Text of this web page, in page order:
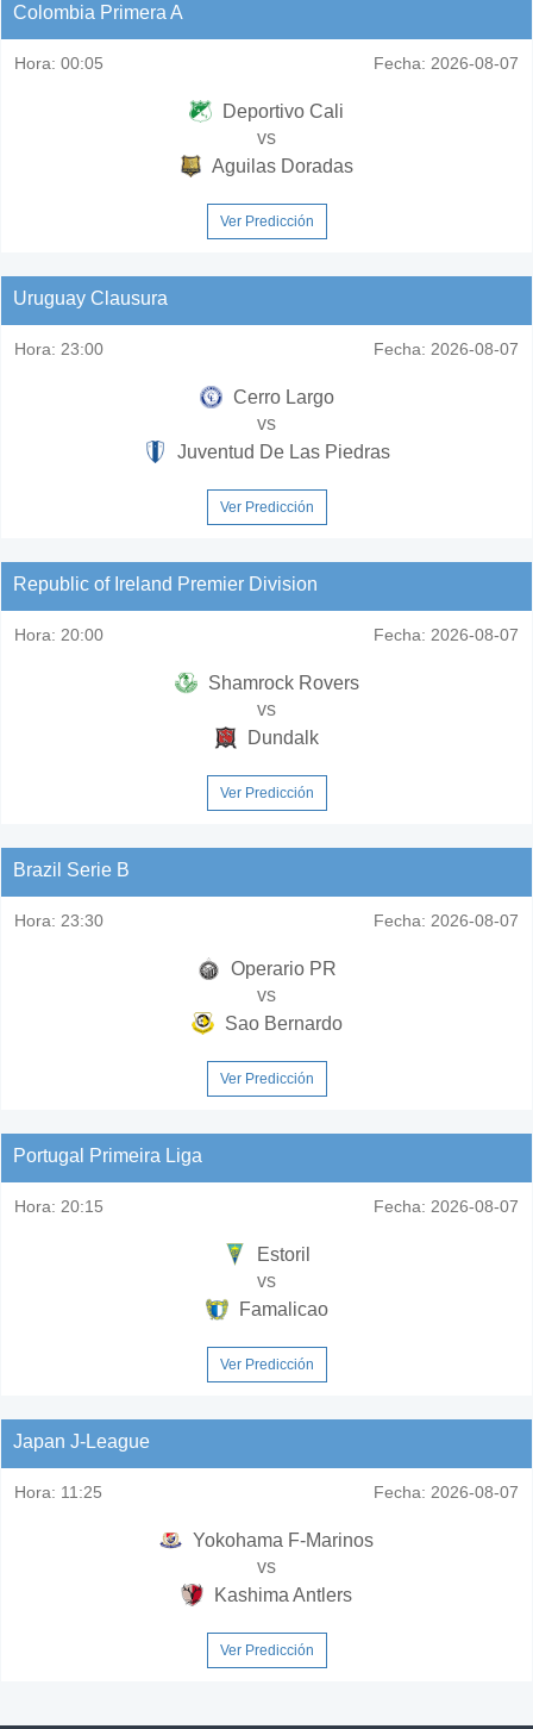
Colombia Primera A
Hora: 00:05 Fecha: 2026-08-07
Deportivo Cali
vs
Aguilas Doradas
Ver Predicción
Uruguay Clausura
Hora: 23:00 Fecha: 2026-08-07
Cerro Largo
vs
Juventud De Las Piedras
Ver Predicción
Republic of Ireland Premier Division
Hora: 20:00 Fecha: 2026-08-07
Shamrock Rovers
vs
Dundalk
Ver Predicción
Brazil Serie B
Hora: 23:30 Fecha: 2026-08-07
Operario PR
vs
Sao Bernardo
Ver Predicción
Portugal Primeira Liga
Hora: 20:15 Fecha: 2026-08-07
Estoril
vs
Famalicao
Ver Predicción
Japan J-League
Hora: 11:25 Fecha: 2026-08-07
Yokohama F-Marinos
vs
Kashima Antlers
Ver Predicción